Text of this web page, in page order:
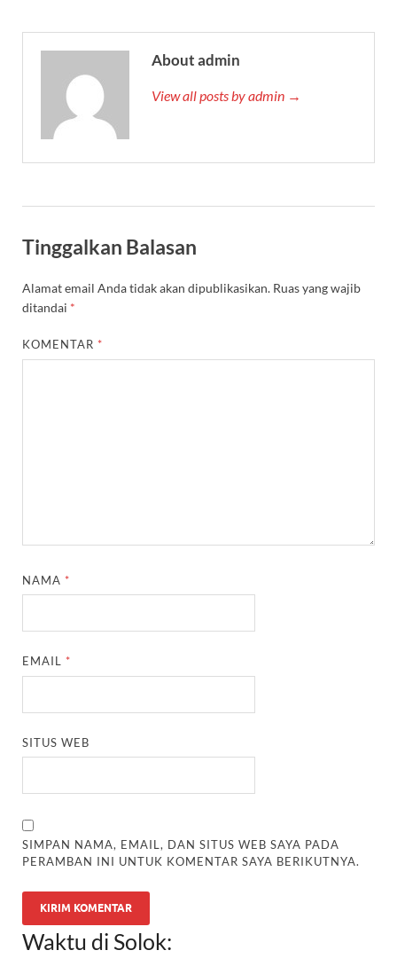
About admin
View all posts by admin →
Tinggalkan Balasan
Alamat email Anda tidak akan dipublikasikan. Ruas yang wajib
ditandai *
KOMENTAR *
NAMA *
EMAIL *
SITUS WEB
SIMPAN NAMA, EMAIL, DAN SITUS WEB SAYA PADA
PERAMBAN INI UNTUK KOMENTAR SAYA BERIKUTNYA.
Waktu di Solok: